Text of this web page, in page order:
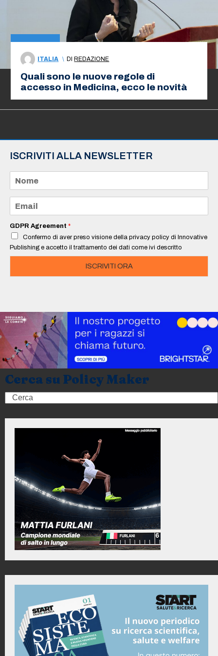
ITALIA \ DI REDAZIONE
Quali sono le nuove regole di
accesso in Medicina, ecco le novità
ISCRIVITI ALLA NEWSLETTER
m
e
a
i
*
GDPR Agreement *
Confermo di aver preso visione della privacy policy di Innovative
Publishing e accetto il trattamento dei dati come ivi descritto
ISCRIVITI ORA
Cerca su Policy Maker
Search